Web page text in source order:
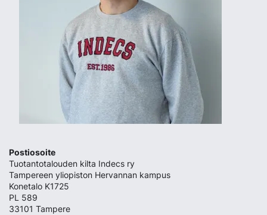
Postiosoite
Tuotantotalouden kilta Indecs ry
Tampereen yliopiston Hervannan kampus
Konetalo K1725
PL 589
33101 Tampere